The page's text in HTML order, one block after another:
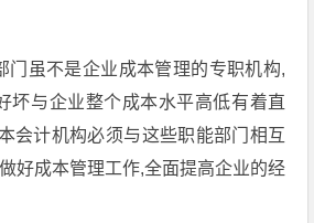
门虽不是企业成本管理的专职机构,
坏与企业整个成本水平高低有着直
会计机构必须与这些职能部门相互
好成本管理工作,全面提高企业的经